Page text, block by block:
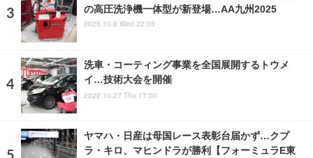
の高圧洗浄機一体型が新登場…AA九州2025
2025.10.8 Wed 22:05
洗車・コーティング事業を全国展開するトウメ
イ…技術大会を開催
2022.10.27 Thu 17:00
ヤマハ・日産は母国レース表彰台届かず…クプ
ラ・キロ、マヒンドラが勝利【フォーミュラE東